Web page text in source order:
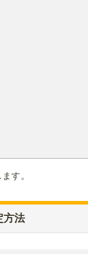
す。
方法